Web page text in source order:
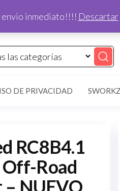
DE PRIVACIDAD
RC8B4.1
Road
NUEVO
envio inmediato!!!! Descartar